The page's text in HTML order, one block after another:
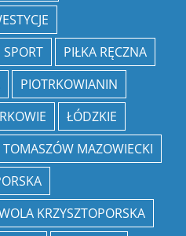
SPORT
PIŁKA RĘCZNA
PIOTRKOWIANIN
ŁÓDZKIE
TOMASZÓW MAZOWIECKI
KRZYSZTOPORSKA